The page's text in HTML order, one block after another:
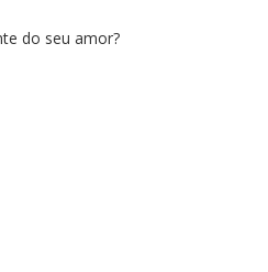
do seu amor?